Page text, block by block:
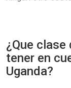
¿Que
tener en
Uganda?